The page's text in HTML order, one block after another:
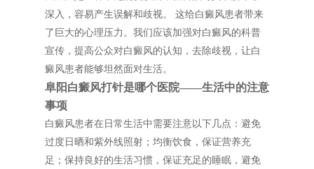
深入，容易产生误解和歧视。 这给白癜风患者带来
了巨大的心理压力。我们应该加强对白癜风的科普
宣传，提高公众对白癜风的认知，去除歧视，让白
癜风患者能够坦然面对生活。
阜阳白癜风打针是哪个医院——生活中的注意
事项
白癜风患者在日常生活中需要注意以下几点：避免
过度日晒和紫外线照射；均衡饮食，保证营养充
足；保持良好的生活习惯，保证充足的睡眠，避免